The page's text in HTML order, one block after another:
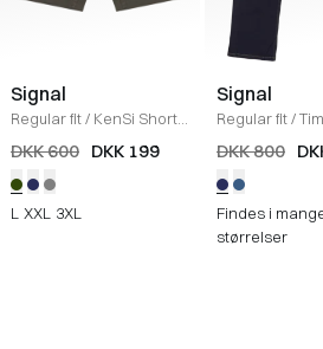
Signal
Regular fit/ KenSi Shorts
/ARMY
DKK 600 DKK 199
L XXL 3XL
Signal
Regular fit/
/NAVY
DKK 800
Findes i
størrelser